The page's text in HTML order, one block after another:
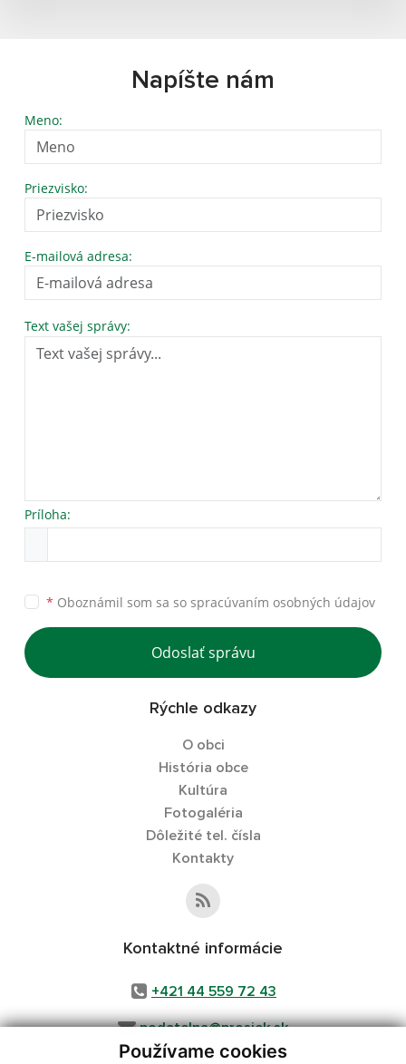
Používame cookies
Napíšte nám
Meno:
Priezvisko:
E-mailová adresa:
Text vašej správy:
Príloha:
* Oboznámil som sa so spracúvaním osobných údajov
Odoslať správu
Rýchle odkazy
O obci
História obce
Kultúra
Fotogaléria
Dôležité tel. čísla
Kontakty
Kontaktné informácie
+421 44 559 72 43
podatelna@prosiek.sk